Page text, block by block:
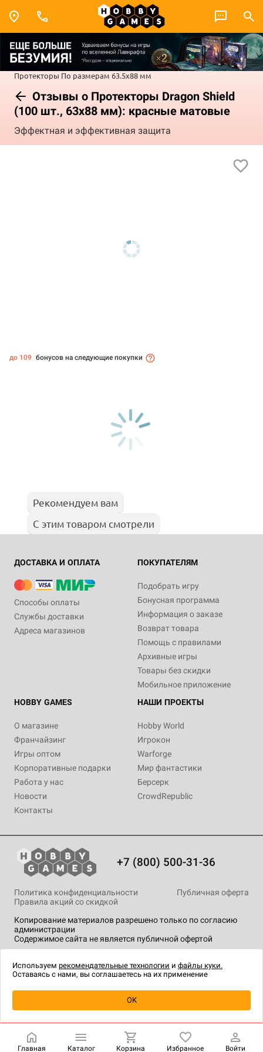
Протекторы По размерам 63.5x88 мм
Отзывы о Протекторы Dragon Shield
(100 шт., 63х88 мм): красные матовые
Эффектная и эффективная защита
Уведомить о наличии
до 109 бонусов на следующие покупки
Рекомендуем вам
С этим товаром смотрели
ДОСТАВКА И ОПЛАТА
Способы оплаты
Службы доставки
Адреса магазинов
ПОКУПАТЕЛЯМ
Подобрать игру
Бонусная программа
Информация о заказе
Возврат товара
Помощь с правилами
Архивные игры
Товары без скидки
Мобильное приложение
HOBBY GAMES
О магазине
Франчайзинг
Игры оптом
Корпоративные подарки
Работа у нас
Новости
Контакты
НАШИ ПРОЕКТЫ
Hobby World
Игрокон
Warforge
Мир фантастики
Берсерк
CrowdRepublic
+7 (800) 500-31-36
Копирование материалов разрешено только по согласию
администрации
Содержимое сайта не является публичной офертой
Политика конфиденциальности
Публичная оферта
Правила акций со скидкой
технологии.
Главная Каталог Корзина Избранное Войти
Используем рекомендательные технологии и файлы куки.
Оставаясь с нами, вы соглашаетесь на их применение
OK